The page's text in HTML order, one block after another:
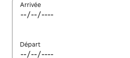
Arrivée
Départ